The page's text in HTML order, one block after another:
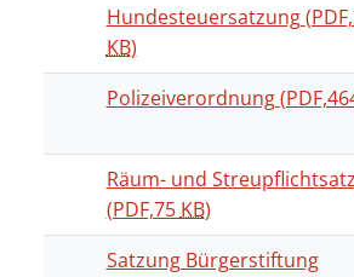
Hundesteuersatzung
KB)
Polizeiverordnung
Räum- und
(PDF,75 KB)
Satzung Bürgerstiftung